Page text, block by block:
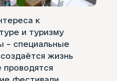
к
и туризму
– специальные
жизнь
проводятся